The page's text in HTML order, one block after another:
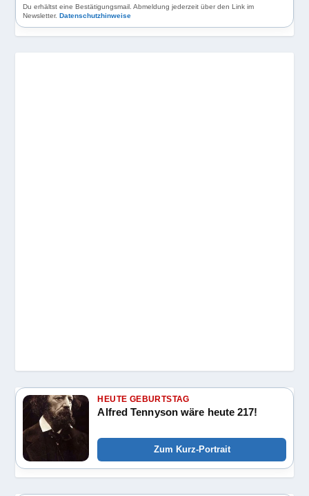
Du erhältst eine Bestätigungsmail. Abmeldung jederzeit über den Link im
Newsletter.Datenschutzhinweise
HEUTE GEBURTSTAG
Alfred Tennyson wäre heute 217!
Zum Kurz-Portrait